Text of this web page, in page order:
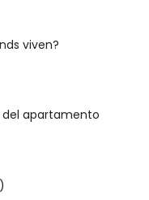
viven?
del apartamento